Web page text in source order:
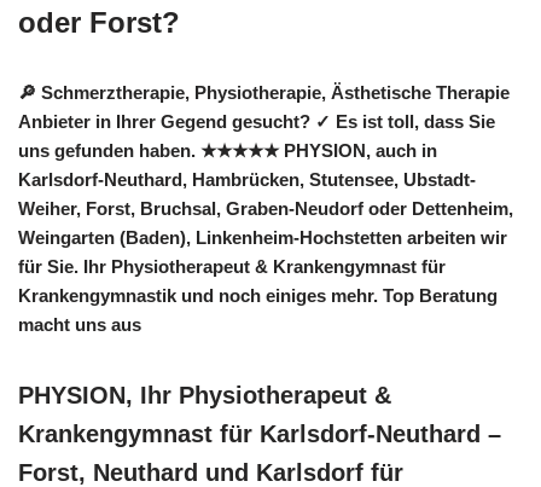
oder Forst?
🔎 Schmerztherapie, Physiotherapie, Ästhetische Therapie
Anbieter in Ihrer Gegend gesucht? ✓ Es ist toll, dass Sie
uns gefunden haben. ★★★★★ PHYSION, auch in
Karlsdorf-Neuthard, Hambrücken, Stutensee, Ubstadt-
Weiher, Forst, Bruchsal, Graben-Neudorf oder Dettenheim,
Weingarten (Baden), Linkenheim-Hochstetten arbeiten wir
für Sie. Ihr Physiotherapeut & Krankengymnast für
Krankengymnastik und noch einiges mehr. Top Beratung
macht uns aus
PHYSION, Ihr Physiotherapeut &
Krankengymnast für Karlsdorf-Neuthard –
Forst, Neuthard und Karlsdorf für